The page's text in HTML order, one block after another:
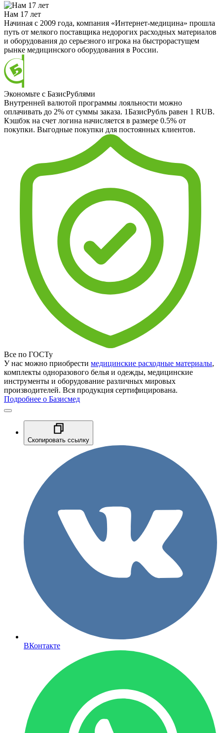
Нам 17 лет
Начиная с 2009 года, компания «Интернет-медицина» прошла
путь от мелкого поставщика недорогих расходных материалов
и оборудования до серьезного игрока на быстрорастущем
рынке медицинского оборудования в России.
Экономьте с БазисРублями
Внутренней валютой программы лояльности можно
оплачивать до 2% от суммы заказа. 1БазисРубль равен 1 RUB.
Кэшбэк на счет логина начисляется в размере 0.5% от
покупки. Выгодные покупки для постоянных клиентов.
Все по ГОСТу
У нас можно приобрести медицинские расходные материалы,
комплекты одноразового белья и одежды, медицинские
инструменты и оборудование различных мировых
производителей. Вся продукция сертифицирована.
Подробнее о Базисмед
Скопировать ссылку
ВКонтакте